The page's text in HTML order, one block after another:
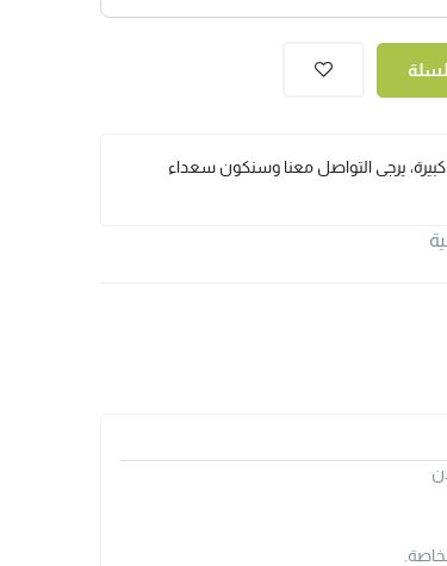
كبيرة، يرجى التواصل معنا وسنكون سعداء